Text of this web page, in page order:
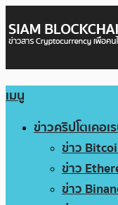
เมนู
ข่าวคริปโตเคอเ
ข่าว
ข่าว
ข่าว